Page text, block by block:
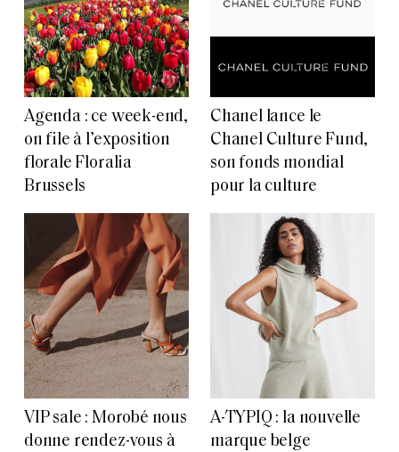
Agenda : ce week-end,
on file à l’exposition
florale Floralia
Brussels
Chanel lance le
Chanel Culture Fund,
son fonds mondial
pour la culture
VIP sale : Morobé nous
donne rendez-vous à
A-TYPIQ : la nouvelle
marque belge